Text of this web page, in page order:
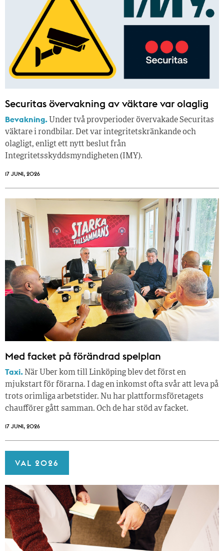
Securitas övervakning av väktare var olaglig
Bevakning. Under två provperioder övervakade Securitas
väktare i rondbilar. Det var integritetskränkande och
olagligt, enligt ett nytt beslut från
Integritetsskyddsmyndigheten (IMY).
17 JUNI, 2026
Med facket på förändrad spelplan
Taxi. När Uber kom till Linköping blev det först en
mjukstart för förarna. I dag en inkomst ofta svår att leva på
trots orimliga arbetstider. Nu har plattformsföretagets
chaufförer gått samman. Och de har stöd av facket.
17 JUNI, 2026
VAL 2026